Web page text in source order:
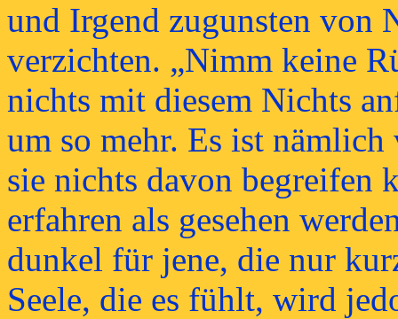
und Irgend zugunsten von
verzichten. „Nimm keine
nichts mit diesem Nichts
um so mehr. Es ist
sie nichts davon begreifen
erfahren als gesehen
dunkel für jene, die nur
Seele, die es fühlt, wird